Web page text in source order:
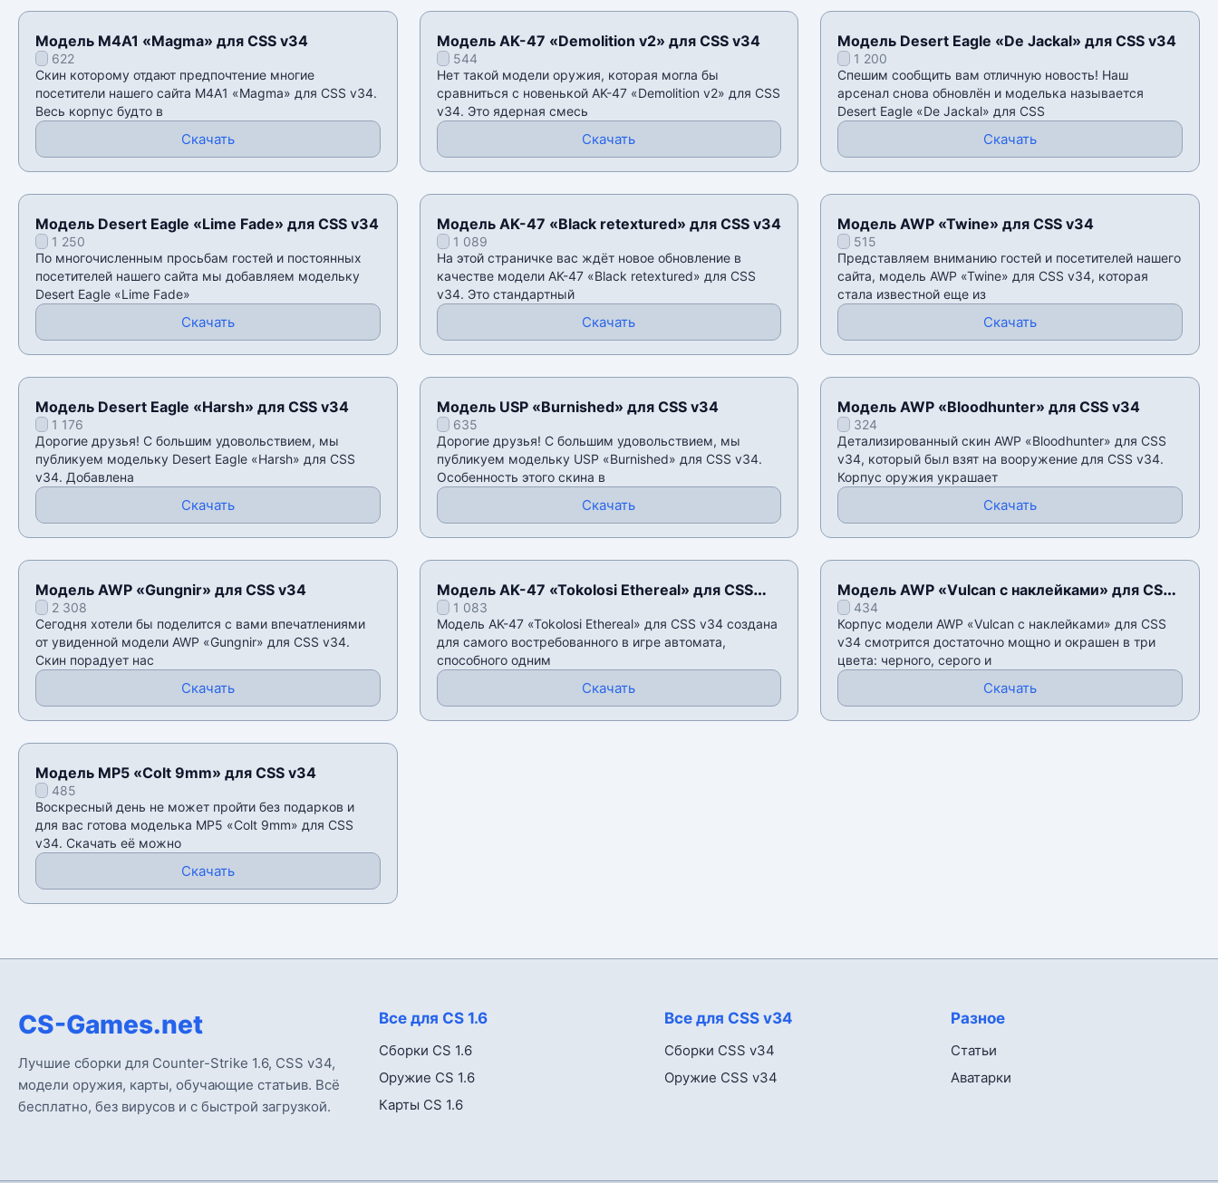
Модель M4A1 «Magma» для CSS v34
622
Скин которому отдают предпочтение многие
посетители нашего сайта M4A1 «Magma» для CSS v34.
Весь корпус будто в
Скачать
Модель AK-47 «Demolition v2» для CSS v34
544
Нет такой модели оружия, которая могла бы
сравниться с новенькой AK-47 «Demolition v2» для CSS
v34. Это ядерная смесь
Скачать
Модель Desert Eagle «De Jackal» для CSS v34
1 200
Спешим сообщить вам отличную новость! Наш
арсенал снова обновлён и моделька называется
Desert Eagle «De Jackal» для CSS
Скачать
Модель Desert Eagle «Lime Fade» для CSS v34
1 250
По многочисленным просьбам гостей и постоянных
посетителей нашего сайта мы добавляем модельку
Desert Eagle «Lime Fade»
Скачать
Модель AK-47 «Black retextur​ed» для CSS v34
1 089
На этой страничке вас ждëт новое обновление в
качестве модели AK-47 «Black retextured» для CSS
v34. Это стандартный
Скачать
Модель AWP «Twine» для CSS v34
515
Представляем вниманию гостей и посетителей нашего
сайта, модель AWP «Twine» для CSS v34, которая
стала известной еще из
Скачать
Модель Desert Eagle «Harsh» для CSS v34
1 176
Дорогие друзья! С большим удовольствием, мы
публикуем модельку Desert Eagle «Harsh» для CSS
v34. Добавлена
Скачать
Модель USP «Burnished» для CSS v34
635
Дорогие друзья! С большим удовольствием, мы
публикуем модельку USP «Burnished» для CSS v34.
Особенность этого скина в
Скачать
Модель AWP «Bloodhunter» для CSS v34
324
Детализированный скин AWP «Bloodhunter» для CSS
v34, который был взят на вооружение для CSS v34.
Корпус оружия украшает
Скачать
Модель AWP «Gungnir» для CSS v34
2 308
Сегодня хотели бы поделится с вами впечатлениями
от увиденной модели AWP «Gungnir» для CSS v34.
Скин порадует нас
Скачать
Модель AK-47 «Tokolosi Ethereal» для CSS
v341 083
Модель AK-47 «Tokolosi Ethereal» для CSS v34 создана
для самого востребованного в игре автомата,
способного одним
Скачать
Модель AWP «Vulcan с наклейками» для CSS
v34434
Корпус модели AWP «Vulcan с наклейками» для CSS
v34 смотрится достаточно мощно и окрашен в три
цвета: черного, серого и
Скачать
Модель MP5 «Colt 9mm» для CSS v34
485
Воскресный день не может пройти без подарков и
для вас готова моделька MP5 «Colt 9mm» для CSS
v34. Скачать её можно
Скачать
CS-Games.net
Лучшие сборки для Counter-Strike 1.6, CSS v34,
модели оружия, карты, обучающие статьив. Всё
бесплатно, без вирусов и с быстрой загрузкой.
Все для CS 1.6
Сборки CS 1.6
Оружие CS 1.6
Карты CS 1.6
Все для CSS v34
Сборки CSS v34
Оружие CSS v34
Разное
Статьи
Аватарки